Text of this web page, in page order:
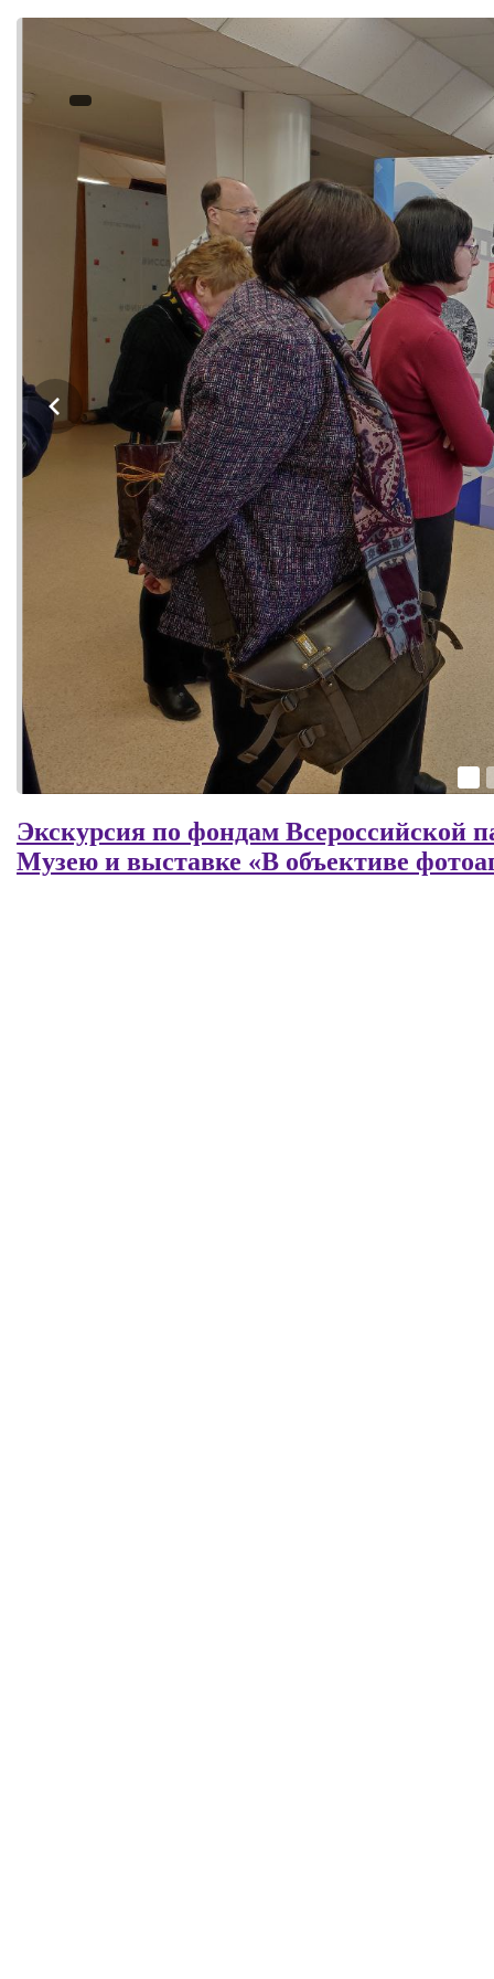
Экскурсия по фондам Всероссийской
Музею и выставке «В объективе